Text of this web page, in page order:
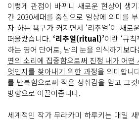
이렇게 관점이 바뀌니 새로운 현상이 생
간 2030세대를 중심으로 일상에 의미를
자 하는 욕구가 커지면서 ‘리추얼’이 새로
떠올랐습니다. ‘리추얼(ritual)’이란 ‘규
하는 영어 단어로, 남의 눈을 의식하기보
면의 소리에 집중함으로써 진정 내가 어떤
엇인지를 찾아내기 위한 과정을 의미합니
를 반복함으로써 작은 성취감을 얻고 그
방향으로 이끌어줍니다.
세계적인 작가 무라카미 하루키는 매일